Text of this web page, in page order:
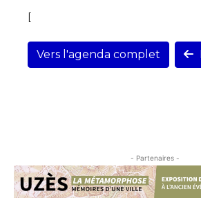
[
Vers l'agenda complet
- Partenaires -